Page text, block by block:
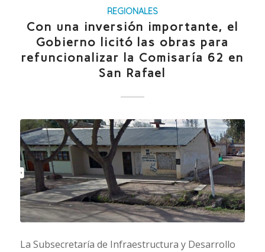
REGIONALES
Con una inversión importante, el
Gobierno licitó las obras para
refuncionalizar la Comisaría 62 en
San Rafael
La Subsecretaría de Infraestructura y Desarrollo